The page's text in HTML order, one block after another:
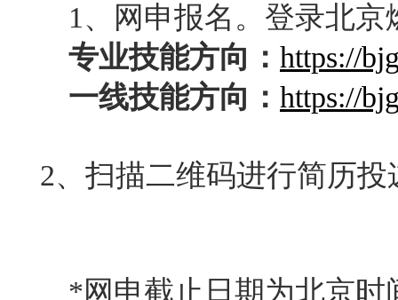
1、网申报名。登录北
专业技能方向： https://
一线技能方向： https://
2、扫描二维码进行简历投
*网申截止日期为北京时